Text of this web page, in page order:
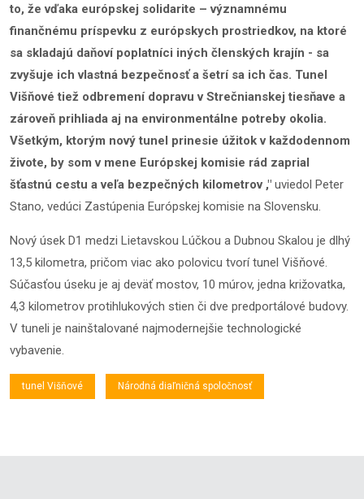
to, že vďaka európskej solidarite – významnému
finančnému príspevku z európskych prostriedkov, na ktoré
sa skladajú daňoví poplatníci iných členských krajín - sa
zvyšuje ich vlastná bezpečnosť a šetrí sa ich čas. Tunel
Višňové tiež odbremení dopravu v Strečnianskej tiesňave a
zároveň prihliada aj na environmentálne potreby okolia.
Všetkým, ktorým nový tunel prinesie úžitok v každodennom
živote, by som v mene Európskej komisie rád zaprial
šťastnú cestu a veľa bezpečných kilometrov ," uviedol Peter
Stano, vedúci Zastúpenia Európskej komisie na Slovensku.
Nový úsek D1 medzi Lietavskou Lúčkou a Dubnou Skalou je dlhý
13,5 kilometra, pričom viac ako polovicu tvorí tunel Višňové.
Súčasťou úseku je aj deväť mostov, 10 múrov, jedna križovatka,
4,3 kilometrov protihlukových stien či dve predportálové budovy.
V tuneli je nainštalované najmodernejšie technologické
vybavenie.
tunel Višňové Národná diaľničná spoločnosť